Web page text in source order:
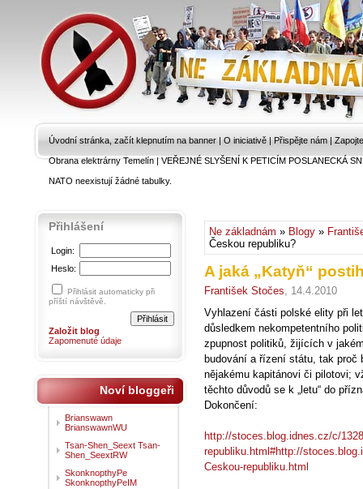
Úvodní stránka, začít klepnutím na banner | O iniciativě | Přispějte nám |
Obrana elektrárny Temelín|VEŘEJNÉ SLYŠENÍ K PETICÍM POSLANECKÁ
NATO neexistují žádné tabulky.
Ne základnám » Blogy »
Českou republiku?
A jaká „Katyň“
František Stočes, 14.4.2010
Vyhlazení části polské elity při
důsledkem nekompetentního
zpupnost politiků, žijících v
budování a řízení státu, tak
nějakému kapitánovi či pilotovi;
těchto důvodů se k „letu“ do
Dokončení:
http://stoces.blog.idnes.cz/c/
republiku.html#http://
Ceskou-republiku.html
Přihlášení
Login:
Heslo:
Přihlásit automaticky při
příští návštěvě.
Založit blog
Zapomenuté údaje
Noví bloggeři
Brianswawn
BrianswawnWU
Tsan-Shen_Seext Tsan-
Shen_SeextRW
SkonknopthyPe
SkonknopthyPeIM